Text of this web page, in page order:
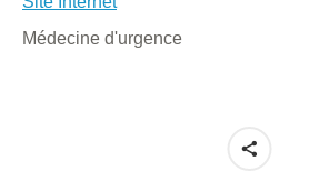
Médecine d'urgence